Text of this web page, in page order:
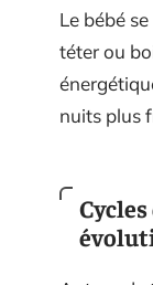
Le bébé
téter ou
nuits plus